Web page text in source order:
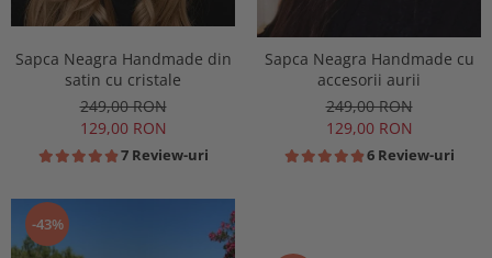
Sapca Neagra Handmade din
satin cu cristale
249,00 RON
129,00 RON
7 Review-uri
Sapca Neagra Handmade cu
accesorii aurii
249,00 RON
129,00 RON
6 Review-uri
-43%